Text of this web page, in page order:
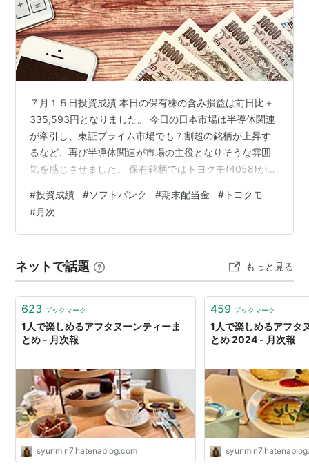
７月１５日投資成績 本日の保有株の含み損益は前日比＋
335,593円となりました。 今日の日本市場は半導体関連
が牽引し、東証プライム市場でも７割超の銘柄が上昇す
るなど、再び半導体関連が市場の主役となりそうな雰囲
気を感じさせました。 保有銘柄ではトヨクモ(4058)が良
https://toyokumo-
ir.viewer.kintoneapp.com/public/file/inline/homepage-
ir-
8A700729272 ＳａａＳの死が意識され、大きく下落し
た株…
#投資成績 #ソフトバンク #期末配当金 # トヨクモ
#月次
ネットで話題 もっと見る
623 ブックマーク
1人で楽しめるアフタヌーンティーま
とめ - 月次報
syunmin7.hatenablog.com
459 ブックマーク
1人で楽しめるアフタ
とめ 2024 - 月次報